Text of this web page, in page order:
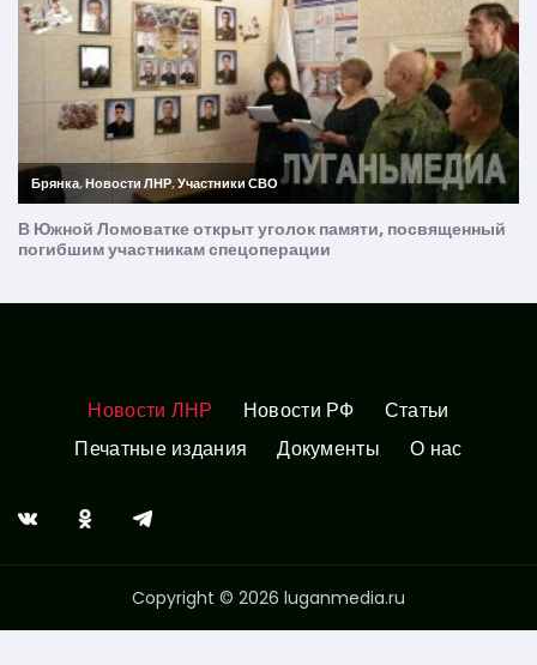
Новости ЛНР Новости РФ
Статьи
Печатные издания
Документы О нас
Copyright © 2026 luganmedia.ru